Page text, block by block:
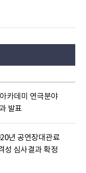
카데미 연극분야
발표
년 공연장대관료
성 심사결과 확정